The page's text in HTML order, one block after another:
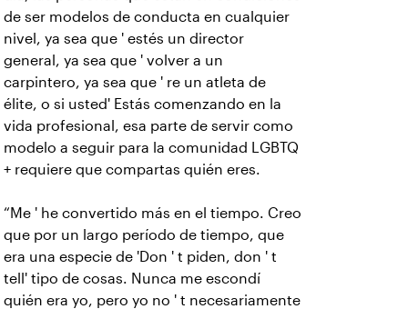
de ser modelos de conducta en cualquier
nivel, ya sea que ' estés un director
general, ya sea que ' volver a un
carpintero, ya sea que ' re un atleta de
élite, o si usted' Estás comenzando en la
vida profesional, esa parte de servir como
modelo a seguir para la comunidad LGBTQ
+ requiere que compartas quién eres.
“Me ' he convertido más en el tiempo. Creo
que por un largo período de tiempo, que
era una especie de 'Don ' t piden, don ' t
tell' tipo de cosas. Nunca me escondí
quién era yo, pero yo no ' t necesariamente